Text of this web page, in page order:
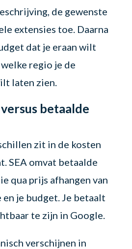
de gewenste
extensies toe. Daarna
dat je eraan wilt
regio je de
laten zien.
betaalde
zit in de kosten
SEA omvat betaalde
qua prijs afhangen van
je budget. Je betaalt
te zijn in Google.
verschijnen in